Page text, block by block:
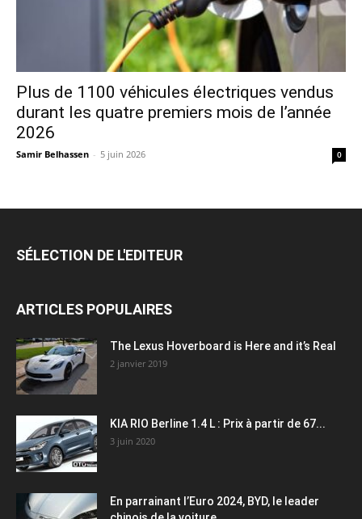
Plus de 1100 véhicules électriques vendus
durant les quatre premiers mois de l’année
2026
Samir Belhassen - 5 juin 2026 0
SÉLECTION DE L'EDITEUR
ARTICLES POPULAIRES
The Lexus Hoverboard is Here and it’s Real
2 janvier 2019
KIA RIO Berline 1.4 L : Prix à partir de 67...
3 juin 2020
En parrainant l’Euro 2024, BYD, le leader